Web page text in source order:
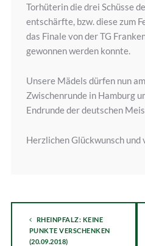
Torhüterin die drei Schüsse
entschärfte, bzw. diese zum
das Finale von der TG
gewonnen werden konnte.
Unsere Mädels dürfen nun
Zwischenrunde in Hamburg
Endrunde der deutschen
Herzlichen Glückwunsch und
RHEINPFALZ: KEINE
PUNKTE VERSCHENKEN
(20.09.2018)